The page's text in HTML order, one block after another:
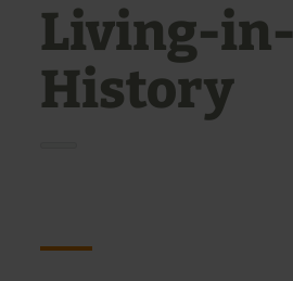
Living-in-
History